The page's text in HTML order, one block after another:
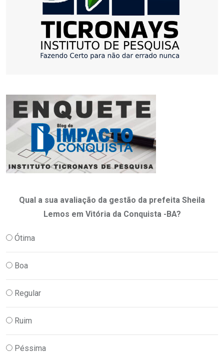
Qual a sua avaliação da gestão da prefeita Sheila
Lemos em Vitória da Conquista -BA?
Ótima
Boa
Regular
Ruim
Péssima